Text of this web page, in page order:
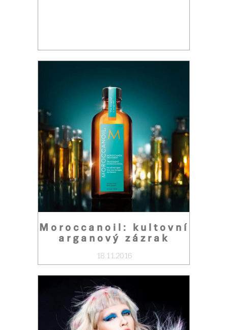
Moroccanoil: kultovní
arganový zázrak
18.11.2016